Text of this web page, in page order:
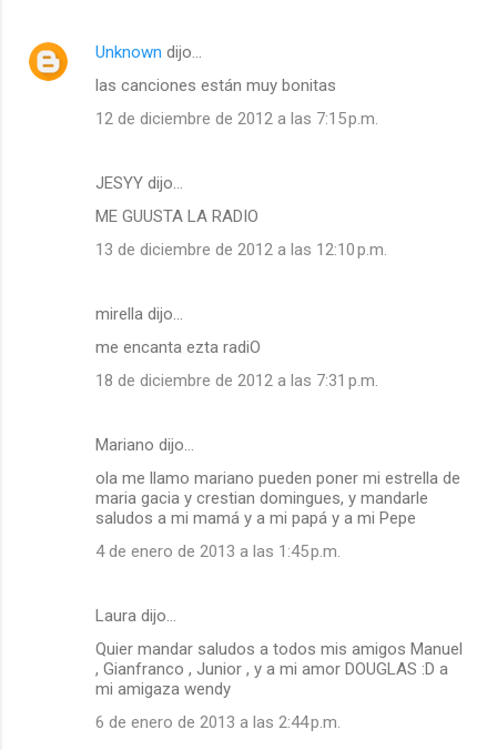
Unknown dijo…
las canciones están muy bonitas
12 de diciembre de 2012 a las 7:15 p.m.
JESYY dijo…
ME GUUSTA LA RADIO
13 de diciembre de 2012 a las 12:10 p.m.
mirella dijo…
me encanta ezta radiO
18 de diciembre de 2012 a las 7:31 p.m.
Mariano dijo…
ola me llamo mariano pueden poner mi estrella de
maria gacia y crestian domingues, y mandarle
saludos a mi mamá y a mi papá y a mi Pepe
4 de enero de 2013 a las 1:45 p.m.
Laura dijo…
Quier mandar saludos a todos mis amigos Manuel
, Gianfranco , Junior , y a mi amor DOUGLAS :D a
mi amigaza wendy
6 de enero de 2013 a las 2:44 p.m.